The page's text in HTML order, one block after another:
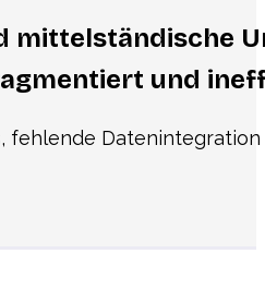
mittelständische
und
fehlende